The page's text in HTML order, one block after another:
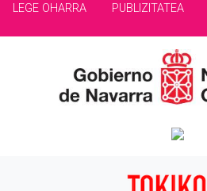
LEGE OHARRA PUBLIZITATEA